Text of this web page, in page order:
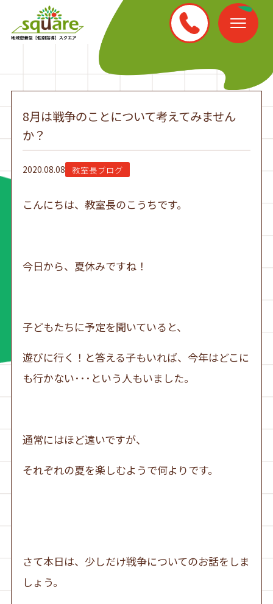
8月は戦争のことについて考えてみません
か？
2020.08.08 教室長ブログ
こんにちは、教室長のこうちです。
今日から、夏休みですね！
子どもたちに予定を聞いていると、
遊びに行く！と答える子もいれば、今年はどこに
も行かない･･･という人もいました。
通常にはほど遠いですが、
それぞれの夏を楽しむようで何よりです。
さて本日は、少しだけ戦争についてのお話をしま
しょう。